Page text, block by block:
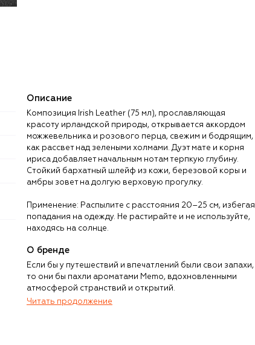
Описание
Композиция Irish Leather (75 мл), прославляющая
красоту ирландской природы, открывается аккордом
можжевельника и розового перца, свежим и бодрящим,
как рассвет над зелеными холмами. Дуэт мате и корня
ириса добавляет начальным нотам терпкую глубину.
Стойкий бархатный шлейф из кожи, березовой коры и
амбры зовет на долгую верховую прогулку.
Применение: Распылите с расстояния 20–25 см, избегая
попадания на одежду. Не растирайте и не используйте,
находясь на солнце.
О бренде
Если бы у путешествий и впечатлений были свои запахи,
то они бы пахли ароматами Memo, вдохновленными
атмосферой странствий и открытий.
Читать продолжение